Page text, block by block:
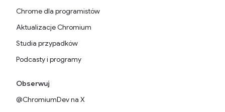
Chrome dla programistów
Aktualizacje Chromium
Studia przypadków
Podcasty i programy
Obserwuj
@ChromiumDev na X